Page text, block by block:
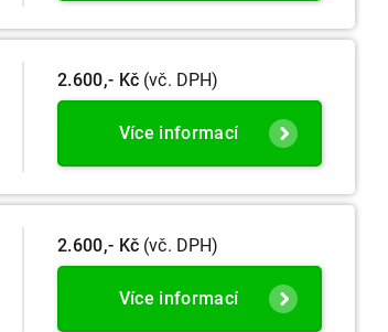
2.600,- Kč (vč. DPH)
Více informací
2.600,- Kč (vč. DPH)
Více informací